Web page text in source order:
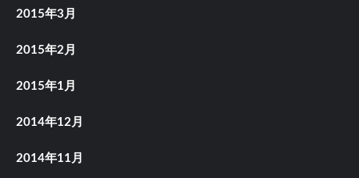
2015年3月
2015年2月
2015年1月
2014年12月
2014年11月